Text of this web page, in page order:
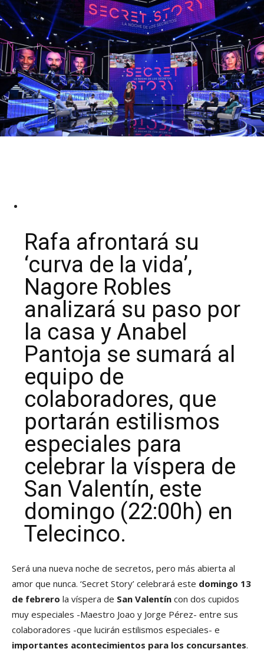
Rafa afrontará su
‘curva de la vida’,
Nagore Robles
analizará su paso por
la casa y Anabel
Pantoja se sumará al
equipo de
colaboradores, que
portarán estilismos
especiales para
celebrar la víspera de
San Valentín, este
domingo (22:00h) en
Telecinco.
Será una nueva noche de secretos, pero más abierta al
amor que nunca. ‘Secret Story’ celebrará este domingo 13
de febrero la víspera de San Valentín con dos cupidos
muy especiales -Maestro Joao y Jorge Pérez- entre sus
colaboradores -que lucirán estilismos especiales- e
importantes acontecimientos para los concursantes.